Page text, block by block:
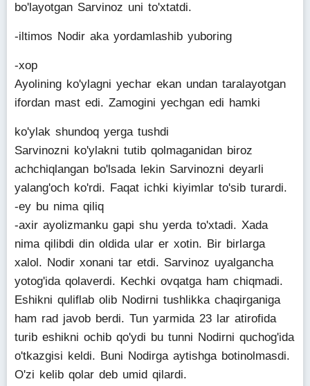
bo'layotgan Sarvinoz uni to'xtatdi.
-iltimos Nodir aka yordamlashib yuboring
-xop
Ayolining ko'ylagni yechar ekan undan taralayotgan
ifordan mast edi. Zamogini yechgan edi hamki
ko'ylak shundoq yerga tushdi
Sarvinozni ko'ylakni tutib qolmaganidan biroz
achchiqlangan bo'lsada lekin Sarvinozni deyarli
yalang'och ko'rdi. Faqat ichki kiyimlar to'sib turardi.
-ey bu nima qiliq
-axir ayolizmanku gapi shu yerda to'xtadi. Xada
nima qilibdi din oldida ular er xotin. Bir birlarga
xalol. Nodir xonani tar etdi. Sarvinoz uyalgancha
yotog'ida qolaverdi. Kechki ovqatga ham chiqmadi.
Eshikni quliflab olib Nodirni tushlikka chaqirganiga
ham rad javob berdi. Tun yarmida 23 lar atirofida
turib eshikni ochib qo'ydi bu tunni Nodirni quchog'ida
o'tkazgisi keldi. Buni Nodirga aytishga botinolmasdi.
O'zi kelib qolar deb umid qilardi.